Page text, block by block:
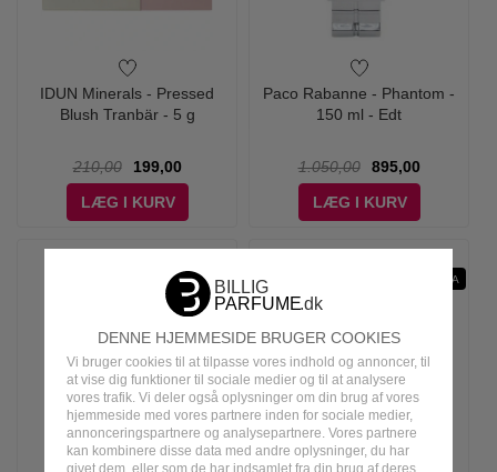
DENNE HJEMMESIDE BRUGER COOKIES
Vi bruger cookies til at tilpasse vores indhold og annoncer, til
at vise dig funktioner til sociale medier og til at analysere
vores trafik. Vi deler også oplysninger om din brug af vores
hjemmeside med vores partnere inden for sociale medier,
annonceringspartnere og analysepartnere. Vores partnere
kan kombinere disse data med andre oplysninger, du har
givet dem, eller som de har indsamlet fra din brug af deres
IDUN Minerals - Pressed
Blush Tranbär - 5 g
210,00
199,00
LÆG I KURV
Paco Rabanne - Phantom -
150 ml - Edt
1.050,00
895,00
LÆG I KURV
SPF 50 -10% EMBLA